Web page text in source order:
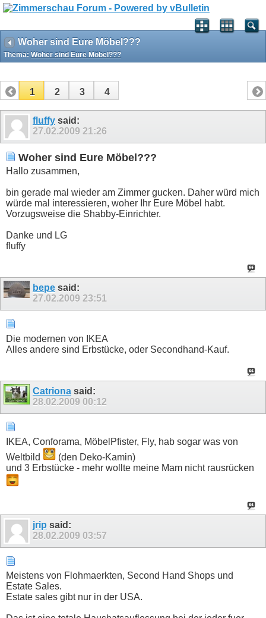
Woher sind Eure Möbel???
Thema: Woher sind Eure Möbel???
1 2 3 4
fluffy said:
27.02.2009 21:26
Woher sind Eure Möbel???
Hallo zusammen,
bin gerade mal wieder am Zimmer gucken. Daher würd mich
würde mal interessieren, woher Ihr Eure Möbel habt.
Vorzugsweise die Shabby-Einrichter.
Danke und LG
fluffy
bepe said:
27.02.2009 23:51
Die modernen von IKEA
Alles andere sind Erbstücke, oder Secondhand-Kauf.
Catriona said:
28.02.2009 00:12
IKEA, Conforama, MöbelPfister, Fly, hab sogar was von
Weltbild
(den Deko-Kamin)
und 3 Erbstücke - mehr wollte meine Mam nicht rausrücken
jrip said:
28.02.2009 03:57
Meistens von Flohmaerkten, Second Hand Shops und
Estate Sales.
Estate sales gibt nur in der USA.